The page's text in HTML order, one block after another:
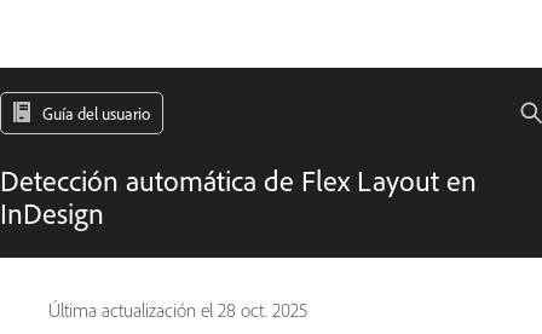
Guía del usuario
Detección automática de Flex Layout en
InDesign
Última actualización el 28 oct. 2025